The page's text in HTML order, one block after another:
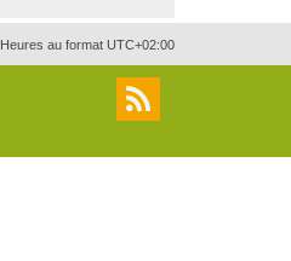
Heures au format UTC+02:00